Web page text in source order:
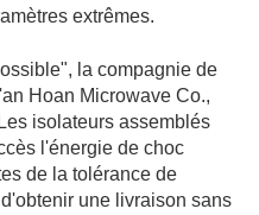
extrêmes.
la compagnie de
Hoan Microwave Co.,
Les isolateurs assemblés
l'énergie de choc
de la tolérance de
une livraison sans